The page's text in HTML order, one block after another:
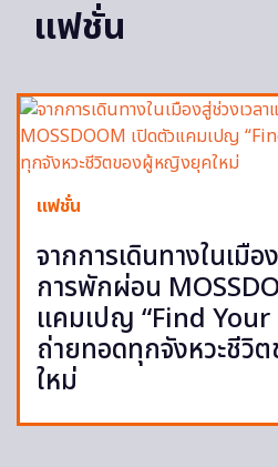
แฟชั่น
แฟชั่น
จากการเดินทางในเมือ
การพักผ่อน
แคมเปญ “Find
ถ่ายทอดทุกจังหวะชี
ใหม่